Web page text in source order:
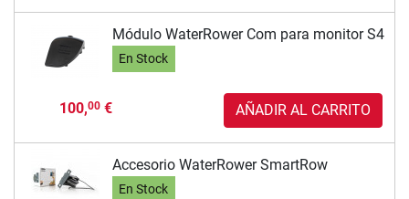
Módulo WaterRower Com para monitor S4
En Stock
100,00€ AÑADIR AL CARRITO
Accesorio WaterRower SmartRow
En Stock